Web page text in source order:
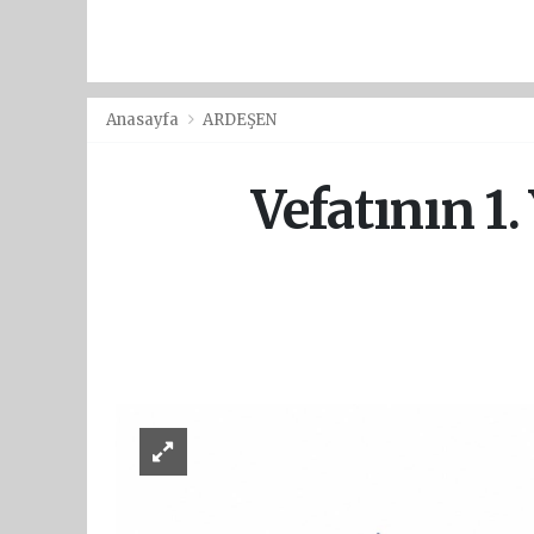
Anasayfa ARDEŞEN
Vefatının